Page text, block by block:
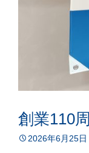
創業110
2026年6月25日